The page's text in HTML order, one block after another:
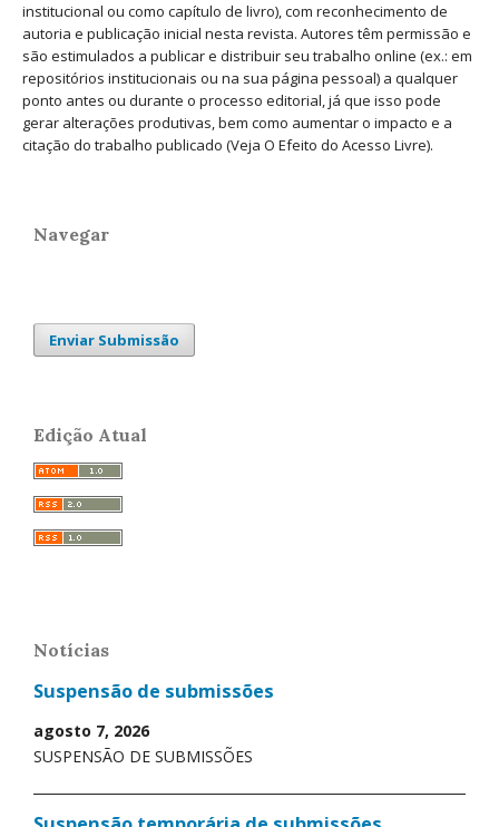
institucional ou como capítulo de livro), com reconhecimento de
autoria e publicação inicial nesta revista. Autores têm permissão e
são estimulados a publicar e distribuir seu trabalho online (ex.: em
repositórios institucionais ou na sua página pessoal) a qualquer
ponto antes ou durante o processo editorial, já que isso pode
gerar alterações produtivas, bem como aumentar o impacto e a
citação do trabalho publicado (Veja O Efeito do Acesso Livre).
Navegar
Enviar Submissão
Edição Atual
Notícias
Suspensão de submissões
agosto 7, 2026
SUSPENSÃO DE SUBMISSÕES